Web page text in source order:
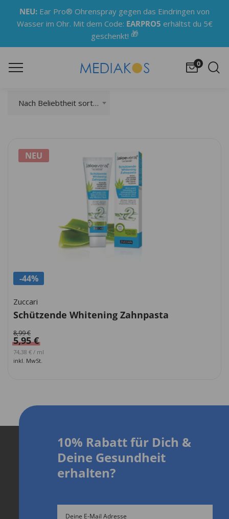
NEU: Ear Pro® Ohrenspray gegen das Eindringen von
Wasser im Ohr. Mit dem Code: EARPRO5 erhältst du 5€
geschenkt! 🎁
0
Nach Beliebtheit sortiert
-44%
NEU
Zuccari
Schützende Whitening Zahnpasta
8,99€
5,95€
Ursprünglicher Preis war: 112,48 €
74,38 €Aktueller Preis ist: 74,38 €.
/ ml
inkl. MwSt.
10% Rabatt für Dich &
Deine Gesundheit
erhalten?